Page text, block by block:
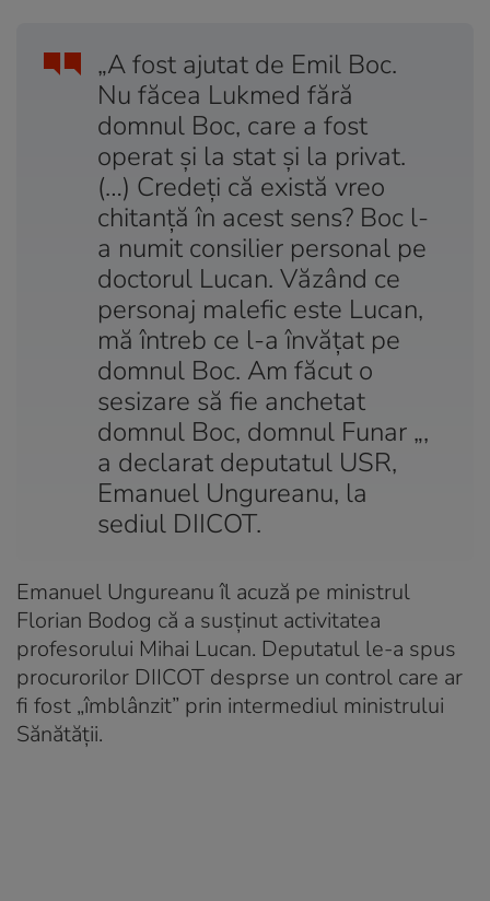
„A fost ajutat de Emil Boc.
Nu făcea Lukmed fără
domnul Boc, care a fost
operat şi la stat şi la privat.
(…) Credeţi că există vreo
chitanţă în acest sens? Boc l-
a numit consilier personal pe
doctorul Lucan. Văzând ce
personaj malefic este Lucan,
mă întreb ce l-a învăţat pe
domnul Boc. Am făcut o
sesizare să fie anchetat
domnul Boc, domnul Funar „,
a declarat deputatul USR,
Emanuel Ungureanu, la
sediul DIICOT.
Emanuel Ungureanu îl acuză pe ministrul
Florian Bodog că a susținut activitatea
profesorului Mihai Lucan. Deputatul le-a spus
procurorilor DIICOT desprse un control care ar
fi fost „îmblânzit” prin intermediul ministrului
Sănătății.